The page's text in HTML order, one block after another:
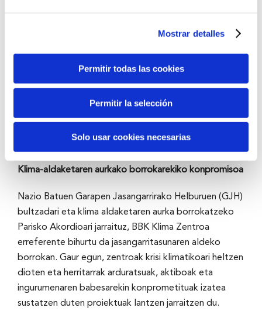
Mostrar detalles
Permitir todas las cookies
Permitir la selección
Solo usar cookies necesarias
2015ean, BBK Klima Zentroak urrats berri bat eman
zuen BBK Jagon proiektua abiaraztean, gazteei
eskola-jazarpenari eta ziberbullyingari aurre egiteko
zabalago baten parte da.
Klima-aldaketaren aurkako borrokarekiko konpromisoa
Nazio Batuen Garapen Jasangarrirako Helburuen (GJH)
bultzadari eta klima aldaketaren aurka borrokatzeko
Parisko Akordioari jarraituz, BBK Klima Zentroa
erreferente bihurtu da jasangarritasunaren aldeko
borrokan. Gaur egun, zentroak krisi klimatikoari heltzen
dioten eta herritarrak arduratsuak, aktiboak eta
ingurumenaren babesarekin konprometituak izatea
sustatzen duten proiektuak lantzen jarraitzen du.